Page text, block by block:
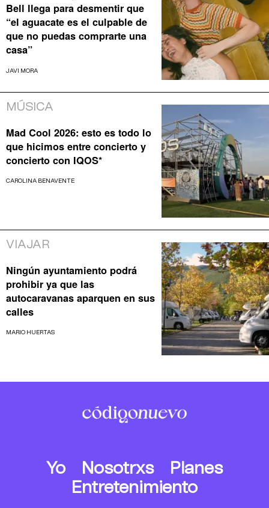
Bell llega para desmentir que
“el aguacate es el culpable de
que no puedas comprarte una
casa”
JAVI MORA
MÚSICA
Mad Cool 2026: esto es todo lo
que hicimos entre concierto y
concierto con IQOS*
CAROLINA BENAVENTE
VIAJAR
Ningún ayuntamiento podrá
prohibir ya que las
autocaravanas aparquen en sus
calles
MARIO HUERTAS
Yo Nosotrxs
Planes
Entretenimiento